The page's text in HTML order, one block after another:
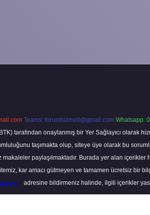
Teams: forumhizmeti@gmail.com Whatsapp:
tarafından onaylanmış bir Yer Sağlayıcı olarak
taşımakta olup, siteye üye olarak bu
makaleler paylaşılmaktadır. Burada yer alan
kar amacı gütmeyen ve tamamen ücretsiz bir
adresine bildirmeniz halinde, ilgili içerikler